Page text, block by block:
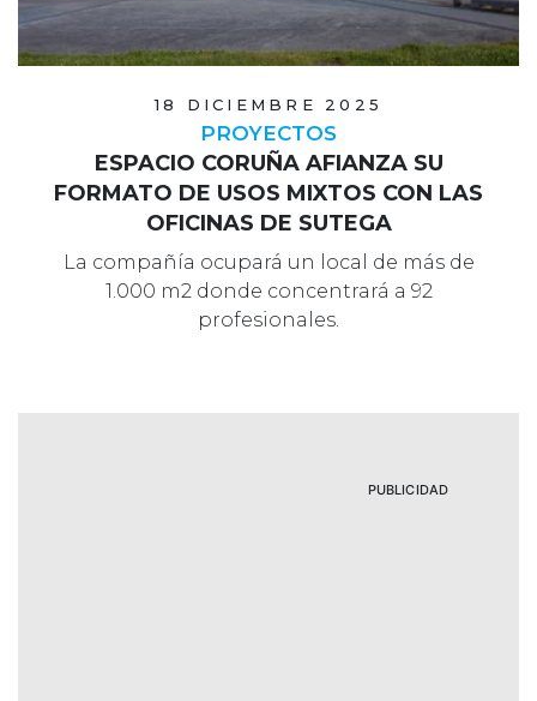
18 DICIEMBRE 2025
PROYECTOS
ESPACIO CORUÑA AFIANZA SU
FORMATO DE USOS MIXTOS CON LAS
OFICINAS DE SUTEGA
La compañía ocupará un local de más de
1.000 m2 donde concentrará a 92
profesionales.
PUBLICIDAD